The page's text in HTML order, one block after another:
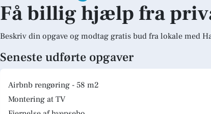
Få billig hjælp fra
Beskriv din opgave og modtag gratis bud fra lokale med
Seneste udførte opgaver
Airbnb rengøring - 58 m2
Montering at TV